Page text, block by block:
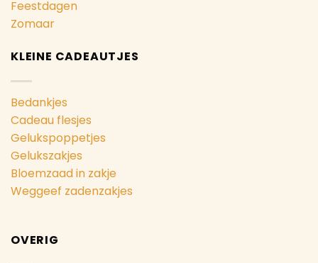
Feestdagen
Zomaar
KLEINE CADEAUTJES
Bedankjes
Cadeau flesjes
Gelukspoppetjes
Gelukszakjes
Bloemzaad in zakje
Weggeef zadenzakjes
OVERIG